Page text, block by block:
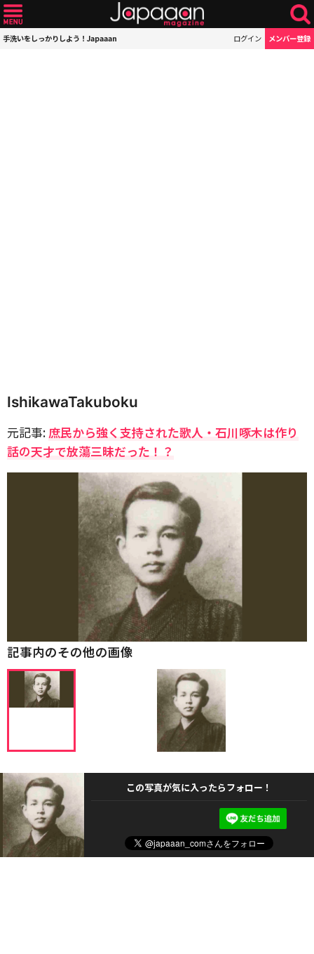
手洗いをしっかりしよう！Japaaan ログイン メンバー登録
IshikawaTakuboku
元記事:庶民から強く支持された歌人・石川啄木は作り
話の天才で放蕩三昧だった！？
記事内のその他の画像
この写真が気に入ったらフォロー！